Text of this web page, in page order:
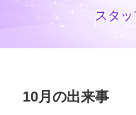
スタ
10月の出来事